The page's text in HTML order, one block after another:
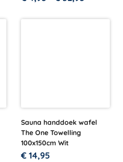
Sauna handdoek wafel
The One Towelling
100x150cm Wit
€ 14,95